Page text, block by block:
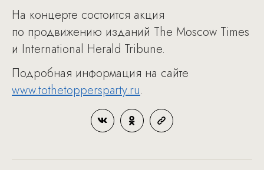
На концерте состоится акция
по продвижению изданий The Moscow Times
и International Herald Tribune.
Подробная информация на сайте
www.tothetoppersparty.ru.